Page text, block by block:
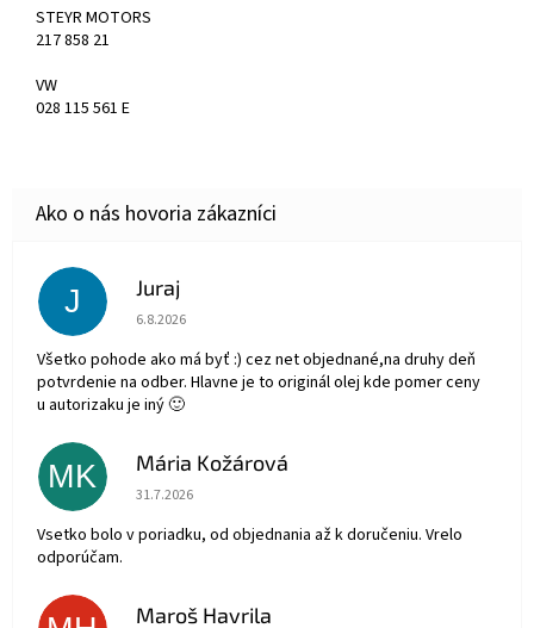
STEYR MOTORS
217 858 21
VW
028 115 561 E
J Juraj
Hodnotenie obchodu je 5 z 5 hviezdičiek.
6.8.2026
Všetko pohode ako má byť :) cez net objednané,na druhy deň
potvrdenie na odber. Hlavne je to originál olej kde pomer ceny
u autorizaku je iný 🙂
MK Mária Kožárová
Hodnotenie obchodu je 5 z 5 hviezdičiek.
31.7.2026
Vsetko bolo v poriadku, od objednania až k doručeniu. Vrelo
odporúčam.
Maroš Havrila